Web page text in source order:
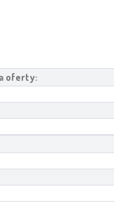
oferty: